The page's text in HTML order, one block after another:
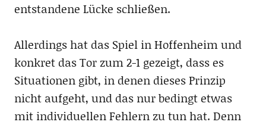
entstandene Lücke schließen.
Allerdings hat das Spiel in Hoffenheim und
konkret das Tor zum 2-1 gezeigt, dass es
Situationen gibt, in denen dieses Prinzip
nicht aufgeht, und das nur bedingt etwas
mit individuellen Fehlern zu tun hat. Denn